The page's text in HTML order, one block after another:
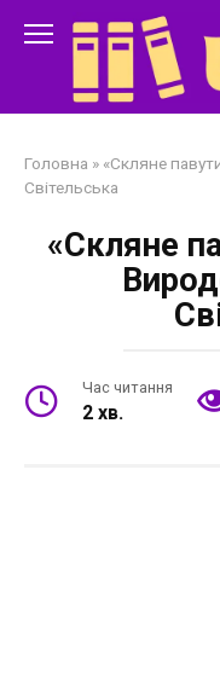
Головна » «Скляне
Світельська
«Скляне
Час читання
2 хв.